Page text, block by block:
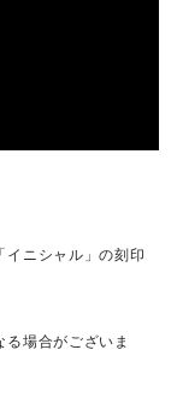
イニシャル」の刻印
場合がございま